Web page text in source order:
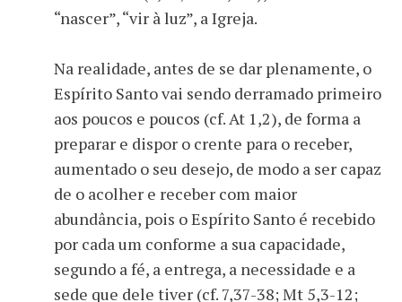
“nascer”, “vir à luz”, a Igreja.
Na realidade, antes de se dar plenamente, o
Espírito Santo vai sendo derramado primeiro
aos poucos e poucos (cf. At 1,2), de forma a
preparar e dispor o crente para o receber,
aumentado o seu desejo, de modo a ser capaz
de o acolher e receber com maior
abundância, pois o Espírito Santo é recebido
por cada um conforme a sua capacidade,
segundo a fé, a entrega, a necessidade e a
sede que dele tiver (cf. 7,37-38; Mt 5,3-12;